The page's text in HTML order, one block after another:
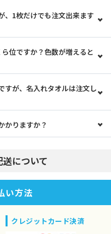
、1枚だけでも注文出来ます
位ですか？色数が増えると
すが、名入れタオルは注文し
かりますか？
について
い方法
クレジットカード決済